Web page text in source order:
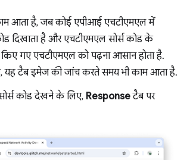
आता है, जब कोई एपीआई एचटीएमएल में
दिखाता है और एचटीएमएल सोर्स कोड के
गए एचटीएमएल को पढ़ना आसान होता है.
यह टैब इमेज की जांच करते समय भी काम आता है.
कोड देखने के लिए, Responseटैब पर